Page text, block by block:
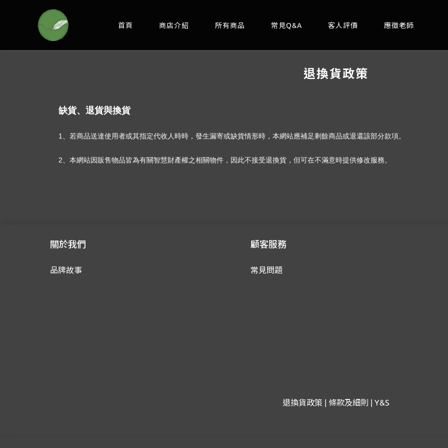
首頁 商店介紹 所有商品 常見Q&A 客人評價 應徵老師
退換貨政策
缺貨、退貨與換貨
1 、若商品送達使用者或其指定代收人時時，發生漏寄或缺貨情形時，本網站應補足剩餘商品或退還該部分款項。
2 、本網站因販售物品皆為有關智慧財產權之相關物件，因此不接受退換貨，但可在不滿意時提供修改服務。
關於我們
品牌故事
顧客服務
常見問題
退換貨政策 | 條款及細則 | Y&S